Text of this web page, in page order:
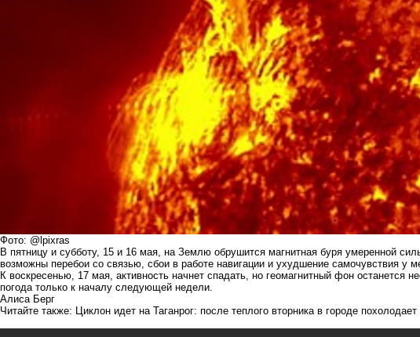
Фото: @lpixras
В пятницу и субботу, 15 и 16 мая, на Землю обрушится магнитная буря умеренной
возможны перебои со связью, сбои в работе навигации и ухудшение самочувствия у
К воскресенью, 17 мая, активность начнет спадать, но геомагнитный фон останется
погода только к началу следующей недели.
Алиса Берг
Читайте также:
Циклон идет на Таганрог: после теплого вторника в городе